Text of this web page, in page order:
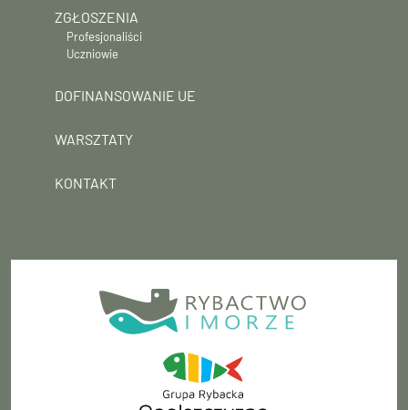
ZGŁOSZENIA
Profesjonaliści
Uczniowie
DOFINANSOWANIE UE
WARSZTATY
KONTAKT